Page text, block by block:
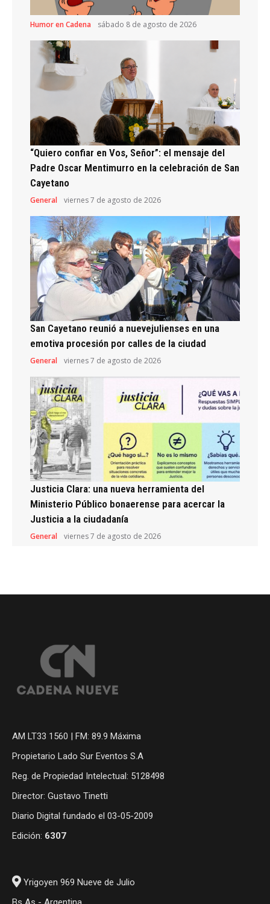
Humor en Cadena sábado 8 de agosto de 2026
“Quiero confiar en Vos, Señor”: el mensaje del
Padre Oscar Mentimurro en la celebración de San
Cayetano
General viernes 7 de agosto de 2026
San Cayetano reunió a nuevejulienses en una
emotiva procesión por calles de la ciudad
General viernes 7 de agosto de 2026
Justicia Clara: una nueva herramienta del
Ministerio Público bonaerense para acercar la
Justicia a la ciudadanía
General viernes 7 de agosto de 2026
AM LT33 1560 | FM: 89.9 Máxima
Propietario Lado Sur Eventos S.A
Reg. de Propiedad Intelectual: 5128498
Director: Gustavo Tinetti
Diario Digital fundado el 03-05-2009
Edición: 6307
Yrigoyen 969 Nueve de Julio